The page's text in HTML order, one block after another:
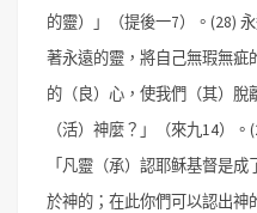
的靈）」（提後一7）。 (28)
著永遠的靈，將自己無瑕無疵
的（良）心，使我們（其）脫
（活）神麼？」（來九14）。
「凡靈（承）認耶稣基督是
於神的；在此你們可以認出神